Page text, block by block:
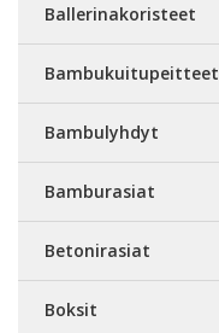
Ballerinakoristeet
Bambukuitupeitteet
Bambulyhdyt
Bamburasiat
Betonirasiat
Boksit